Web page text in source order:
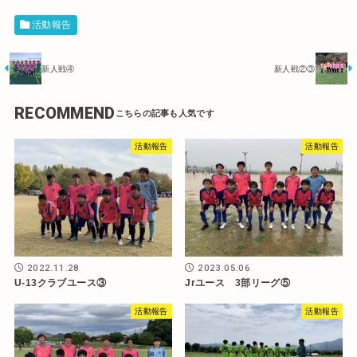
活動報告
新人戦④ 新人戦②③
RECOMMEND
活動報告
2022.11.28
U-13クラブユース③
活動報告
2023.05.06
Jrユース 3部リーグ⑤
活動報告 活動報告